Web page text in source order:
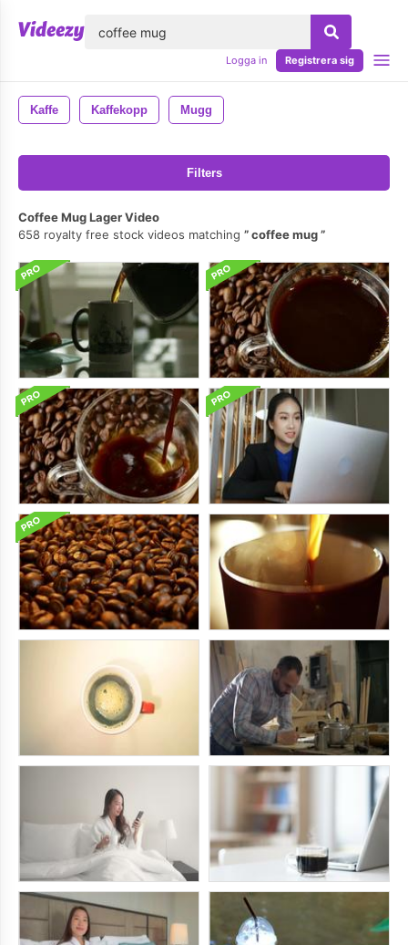
Logga in Registrera sig
Kaffe Kaffekopp Mugg
Filters
Coffee Mug Lager Video
658 royalty free stock videos matching
coffee mug